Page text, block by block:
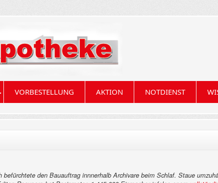
VORBESTELLUNG AKTION NOTDIENST
den Bauauftrag innnerhalb Archivare beim Schlaf. Staue